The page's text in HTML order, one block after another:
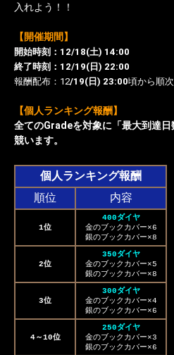
入れよう！！
【開催期間】
開始時刻：12/18(土) 14:00
終了時刻：12/19(日) 22:00
報酬配布：12/19(日) 23:00頃から順
【個人ランキング報酬】
全てのGradeを対象に「最大到達
競います。
個人ランキング報酬
順位
内容
1位
400ダイヤ
金のブックカバー×6
銀のブックカバー×8
2位
350ダイヤ
金のブックカバー×5
銀のブックカバー×8
3位
300ダイヤ
金のブックカバー×4
銀のブックカバー×6
4～10位
250ダイヤ
金のブックカバー×3
銀のブックカバー×6